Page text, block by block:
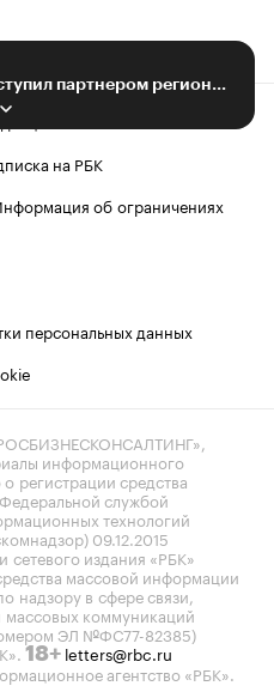
Агрохолдинг «СТЕПЬ» выступил партнером регионального праздника Масленицы
на РБК
об ограничениях
персональных данных
информационного
о регистрации средства
службой
технологий
09.12.2015
издания «РБК»
массовой информации
надзору в сфере связи,
коммуникаций
ЭЛ №ФС77-82385)
18+ letters@rbc.ru
агентство «РБК».